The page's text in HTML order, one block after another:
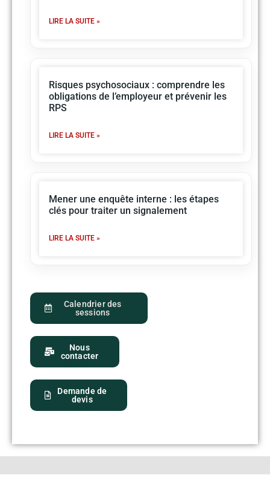
LIRE LA SUITE »
Risques psychosociaux : comprendre les
obligations de l’employeur et prévenir les
RPS
LIRE LA SUITE »
Mener une enquête interne : les étapes
clés pour traiter un signalement
LIRE LA SUITE »
Demande de
devis
Calendrier des
sessions
Nous
contacter